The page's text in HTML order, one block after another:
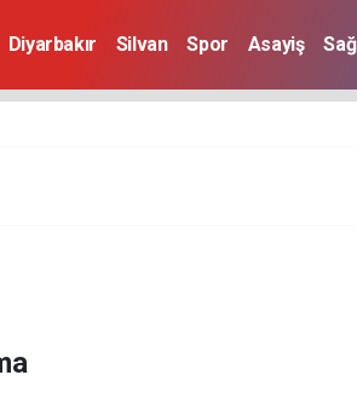
Diyarbakır Silvan Spor Asayiş